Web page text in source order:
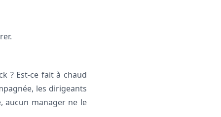
? Est-ce fait à chaud
les dirigeants
aucun manager ne le